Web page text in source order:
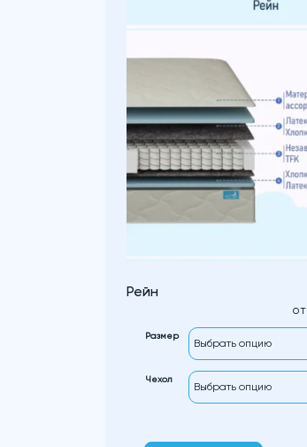
Рейн
от
Размер
Чехол